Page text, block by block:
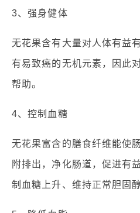
3、强身健体
无花果含有大量对人体有益
有易致癌的无机元素，因此
帮助。
4、控制血糖
无花果富含的膳食纤维能使
附排出，净化肠道，促进有
制血糖上升、维持正常胆固